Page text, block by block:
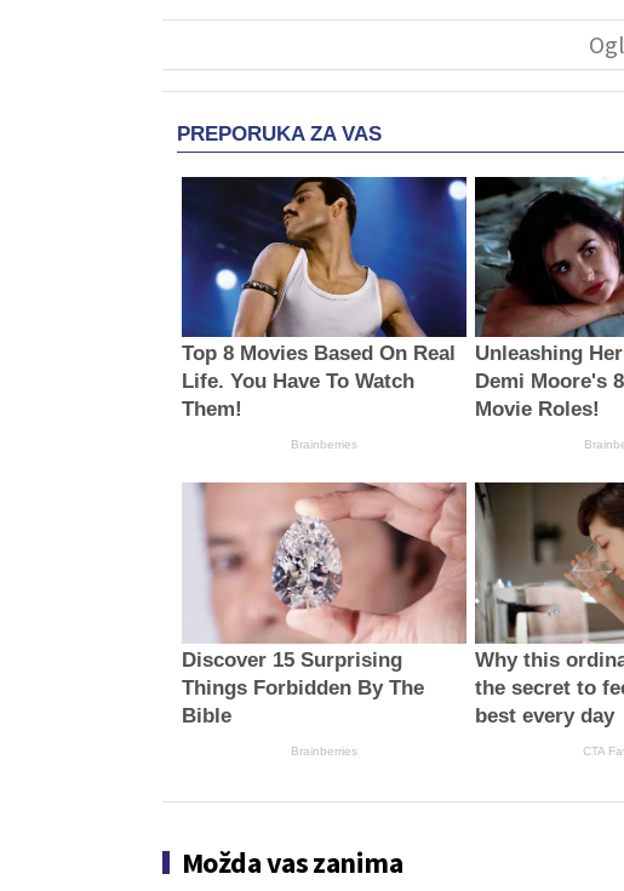
PREPORUKA ZA VAS
Top 8 Movies Based On Real
Life. You Have To Watch
Them!
Brainberries
Unleashing
Demi Moore's
Movie Roles!
Discover 15 Surprising
Things Forbidden By The
Bible
Brainberries
Why this
the secret to
best every day
CTA
Možda vas zanima